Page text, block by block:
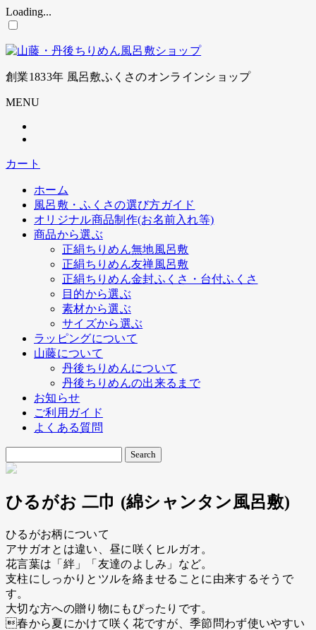
Loading...
コ
テ
ン
ツ
に
プ
創業1833年 風呂敷ふくさのオンラインショップ
MENU
カート
ホーム
風呂敷・ふくさの選び方ガイド
オリジナル商品制作(お名前入れ等)
商品から選ぶ
正絹ちりめん無地風呂敷
正絹ちりめん友禅風呂敷
正絹ちりめん金封ふくさ・台付ふくさ
目的から選ぶ
素材から選ぶ
サイズから選ぶ
ラッピングについて
山藤について
丹後ちりめんについて
丹後ちりめんの出来るまで
お知らせ
ご利用ガイド
よくある質問
ひるがお 二巾 (綿シャンタン風呂敷)
ひるがお柄について
アサガオとは違い、昼に咲くヒルガオ。
花言葉は「絆」「友達のよしみ」など。
支柱にしっかりとツルを絡ませることに由来するそうで
す。
大切な方への贈り物にもぴったりです。
春から夏にかけて咲く花ですが、季節問わず使いやすい